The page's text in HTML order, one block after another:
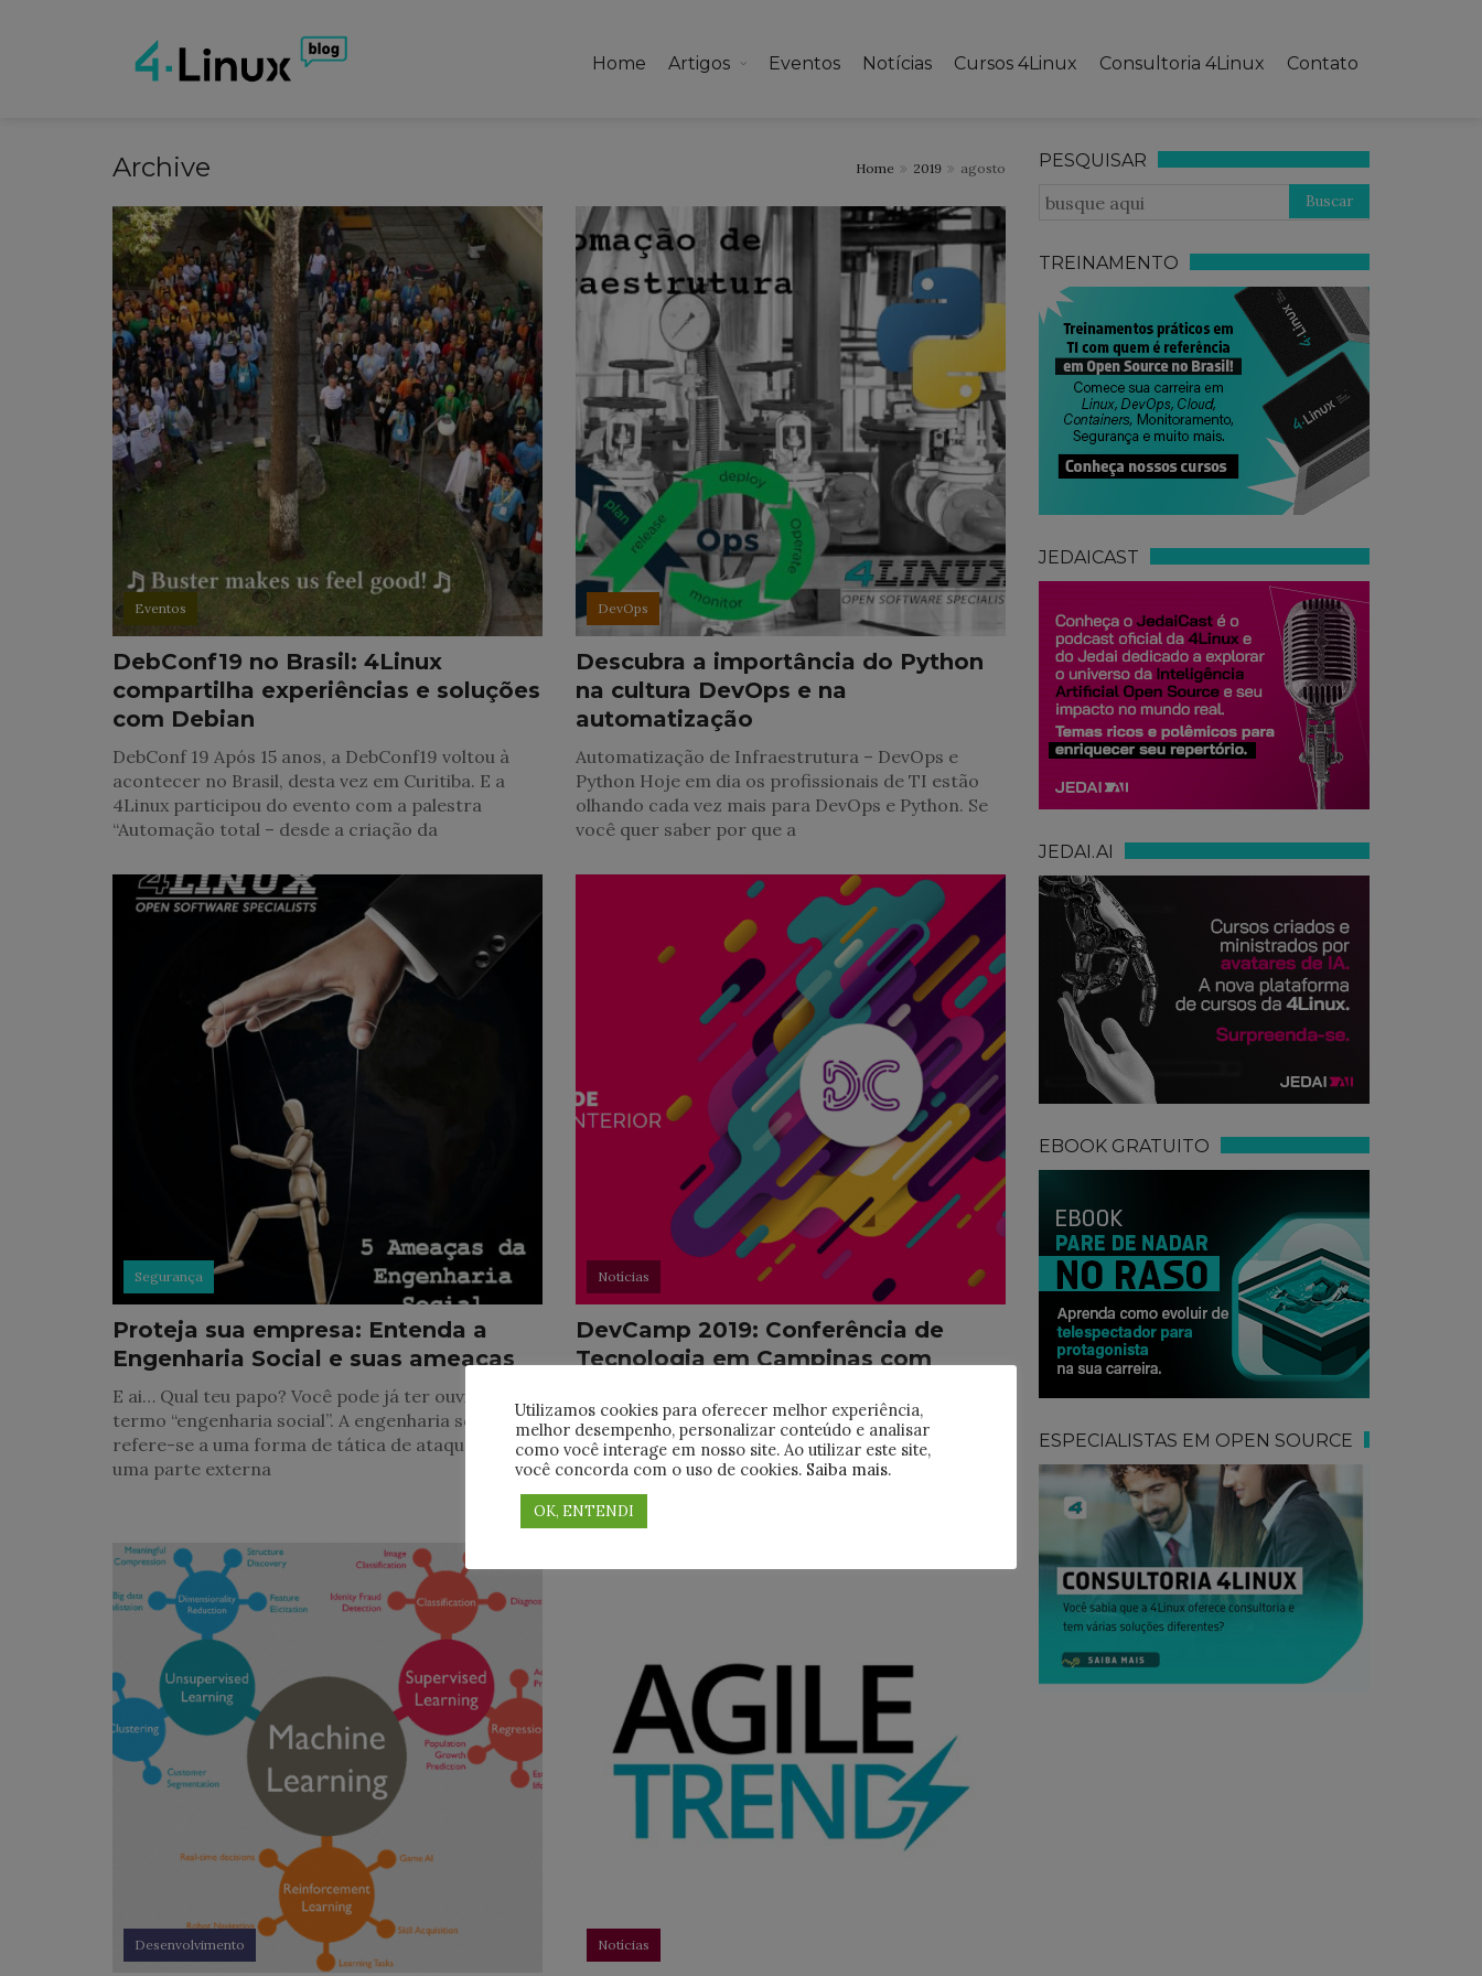
Home Artigos Eventos Notícias Cursos 4Linux Consultoria 4Linux Contato
Archive Home 2019 agosto
Eventos
DebConf19 no Brasil: 4Linux
compartilha experiências e soluções
com Debian
DebConf 19 Após 15 anos, a DebConf19 voltou à
acontecer no Brasil, desta vez em Curitiba. E a
4Linux participou do evento com a palestra
“Automação total – desde a criação da
DevOps
Descubra a importância do Python
na cultura DevOps e na
automatização
Automatização de Infraestrutura – DevOps e
Python Hoje em dia os profissionais de TI estão
olhando cada vez mais para DevOps e Python. Se
você quer saber por que a
Segurança
Proteja sua empresa: Entenda a
Engenharia Social e suas ameaças
E ai… Qual teu papo? Você pode já ter ouvido o
termo “engenharia social”. A engenharia social
refere-se a uma forma de tática de ataque em que
uma parte externa
Notícias
DevCamp 2019: Conferência de
Tecnologia em Campinas com
No dia 16/08 acontecerá a DevCamp – maior
conferência de tecnologia do interior de São
Paulo – será a sétima edição do evento, que
acontecerá no Expo D. Pedro em
Desenvolvimento Notícias
PESQUISAR
TREINAMENTO
JEDAICAST
JEDAI.AI
EBOOK GRATUITO
ESPECIALISTAS EM OPEN SOURCE
Utilizamos cookies para oferecer melhor experiência,
melhor desempenho, personalizar conteúdo e analisar
como você interage em nosso site. Ao utilizar este site,
você concorda com o uso de cookies. Saiba mais.
OK, ENTENDI